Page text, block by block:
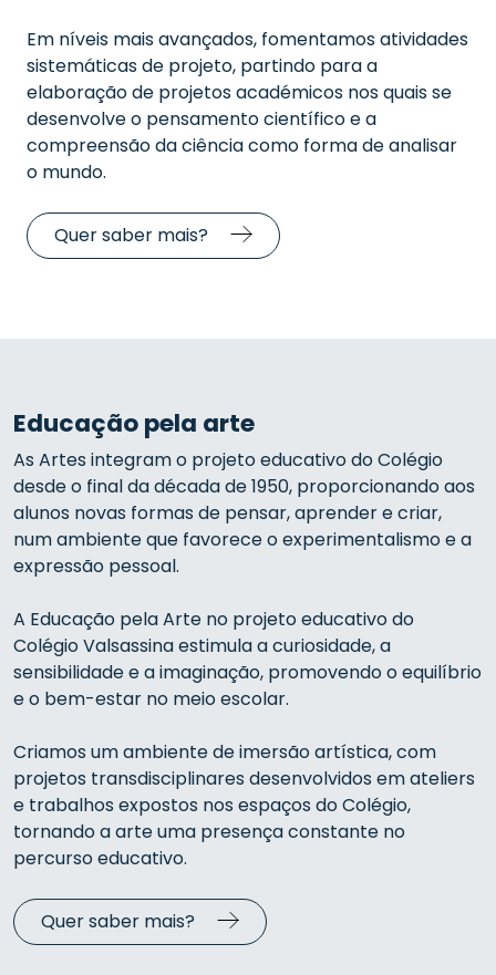
Em níveis mais avançados, fomentamos atividades
sistemáticas de projeto, partindo para a
elaboração de projetos académicos nos quais se
desenvolveo pensamento científico e a
compreensão da ciência como forma de analisar
o mundo.
Quer saber mais?
Educação pela arte
As Artes integram o projeto educativo do Colégio
desde o final da década de 1950, proporcionando aos
alunos novas formas de pensar, aprender e criar,
num ambiente que favorece o experimentalismo e a
expressão pessoal.
A Educação pela Arte no projeto educativo do
Colégio Valsassinaestimula a curiosidade, a
sensibilidade e a imaginação, promovendo o equilíbrio
e o bem-estar no meio escolar.
Criamos um ambiente de imersão artística, com
projetos transdisciplinares desenvolvidos em ateliers
e trabalhos expostos nos espaços do Colégio,
tornando a arte uma presença constante no
percurso educativo.
Quer saber mais?